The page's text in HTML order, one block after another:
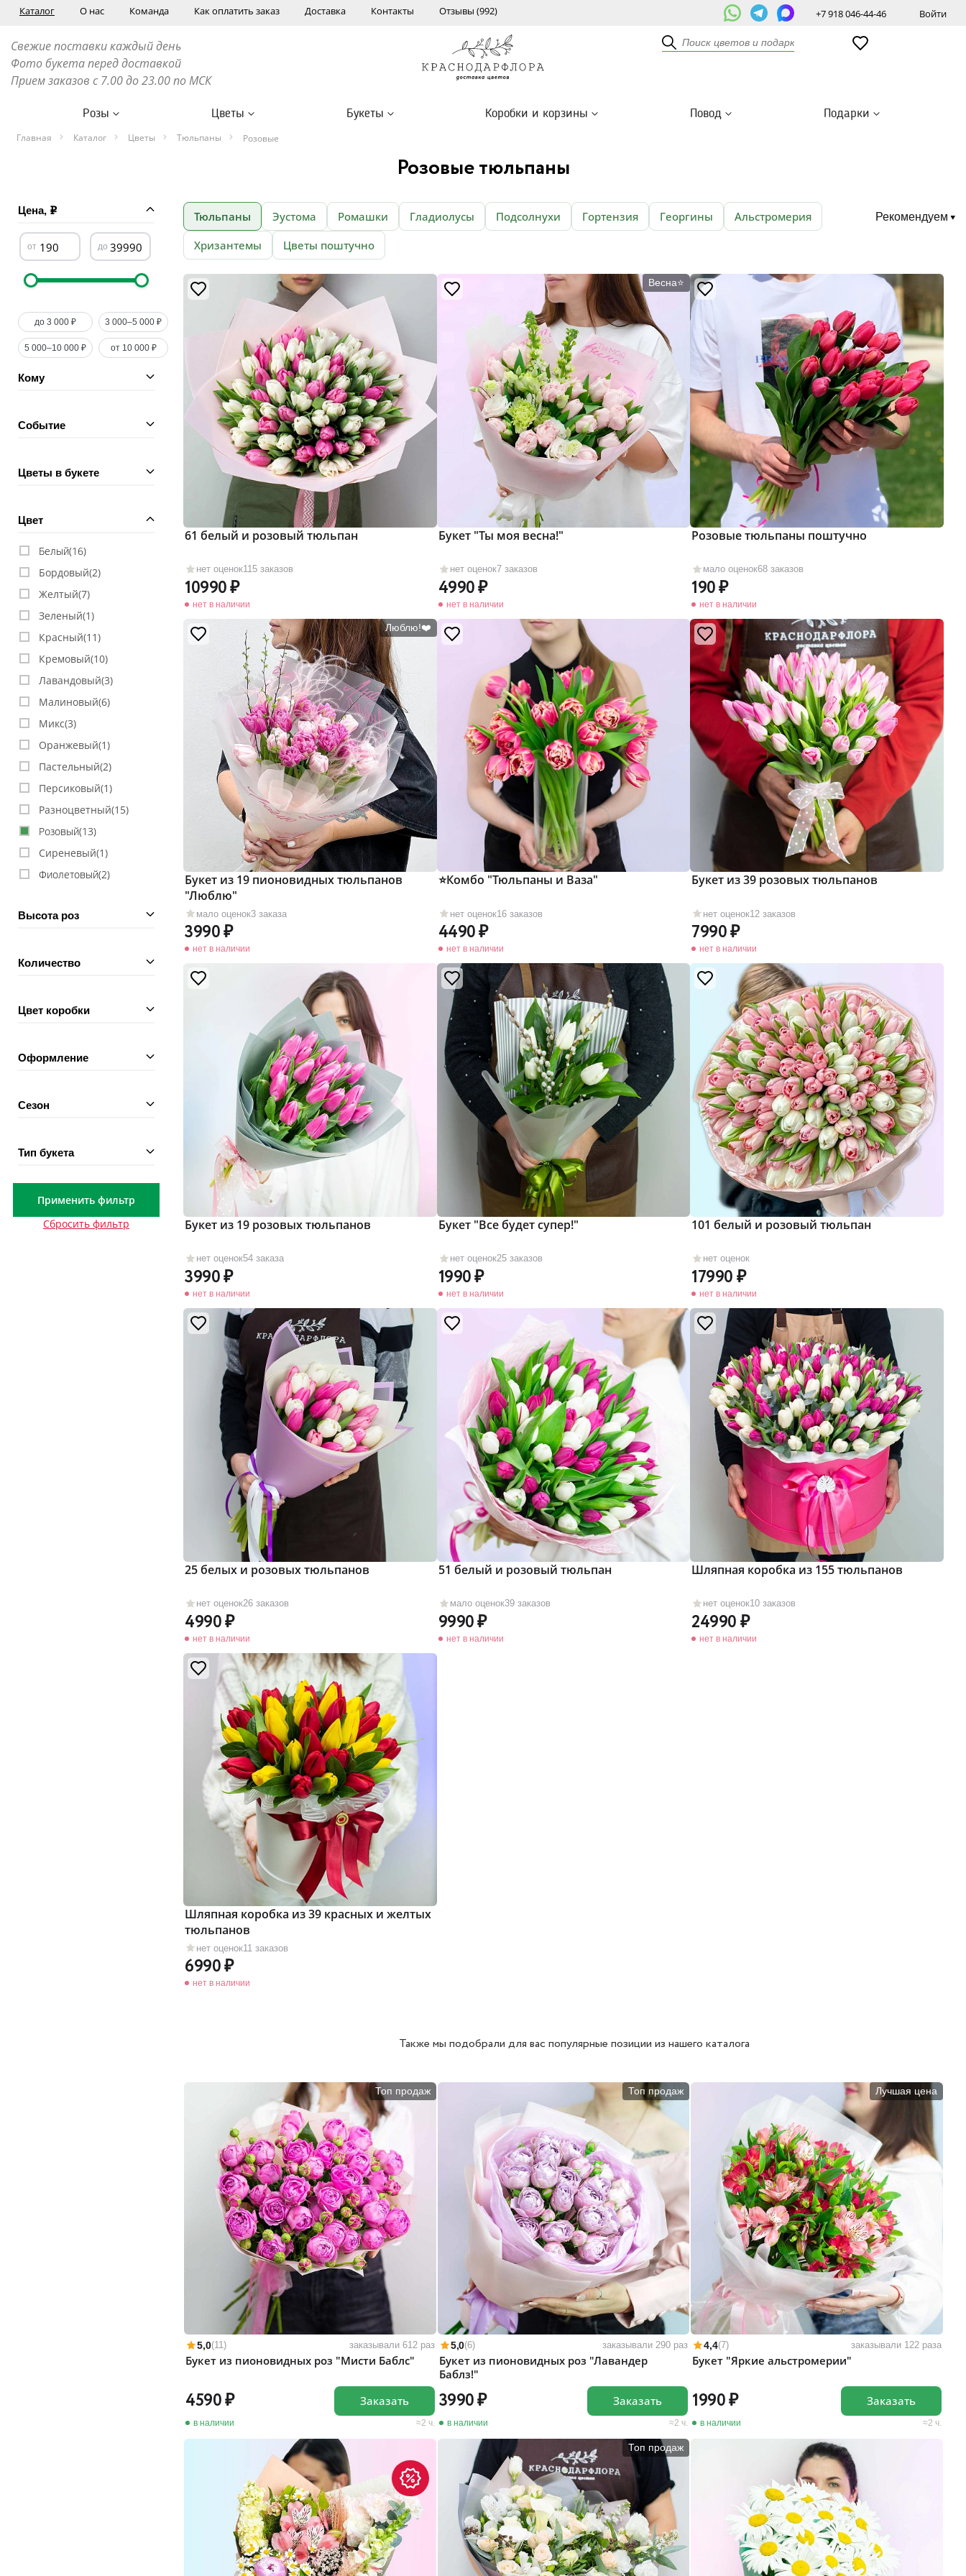
Каталог О нас Команда Как оплатить заказ Доставка Контакты Отзывы (992) +7 918 046-44-46 Войти
Свежие поставки каждый день
Фото букета перед доставкой
Прием заказов с 7.00 до 23.00 по МСК
Розы Цветы Букеты Коробки и корзины Повод Подарки
Главная Каталог Цветы Тюльпаны Розовые
Розовые тюльпаны
Цена,
до 3 000 ₽ 3 000–5 000 ₽
5 000–10 000 ₽ от 10 000 ₽
Кому
Событие
Цветы в букете
Цвет
Белый(16)
Бордовый(2)
Желтый(7)
Зеленый(1)
Красный(11)
Кремовый(10)
Лавандовый(3)
Малиновый(6)
Микс(3)
Оранжевый(1)
Пастельный(2)
Персиковый(1)
Разноцветный(15)
Розовый(13)
Сиреневый(1)
Фиолетовый(2)
Высота роз
Количество
Цвет коробки
Оформление
Сезон
Тип букета
Применить фильтр
Сбросить фильтр
Тюльпаны Эустома Ромашки Гладиолусы Подсолнухи Гортензия Георгины
Альстромерия
Хризантемы
Цветы поштучно
Рекомендуем
нет оценок115 заказов
61 белый и розовый тюльпан
10990
нет в наличии
Весна⭐
нет оценок7 заказов
Букет "Ты моя весна!"
4990
нет в наличии
мало оценок68 заказов
Розовые тюльпаны поштучно
190
нет в наличии
Люблю!❤️
мало оценок3 заказа
Букет из 19 пионовидных тюльпанов
"Люблю"
3990
нет в наличии
нет оценок16 заказов
⭐Комбо "Тюльпаны и Ваза"
4490
нет в наличии
нет оценок12 заказов
Букет из 39 розовых тюльпанов
7990
нет в наличии
нет оценок54 заказа
Букет из 19 розовых тюльпанов
3990
нет в наличии
нет оценок25 заказов
Букет "Все будет супер!"
1990
нет в наличии
нет оценок
101 белый и розовый тюльпан
17990
нет в наличии
нет оценок26 заказов
25 белых и розовых тюльпанов
4990
нет в наличии
мало оценок39 заказов
51 белый и розовый тюльпан
9990
нет в наличии
нет оценок10 заказов
Шляпная коробка из 155 тюльпанов
24990
нет в наличии
нет оценок11 заказов
Шляпная коробка из 39 красных и желтых
тюльпанов
6990
нет в наличии
Также мы подобрали для вас популярные позиции из нашего каталога
Топ продаж
5,0(11) заказывали 612 раз
Букет из пионовидных роз "Мисти Баблс"
4590
в наличии 2 ч.
Заказать
Топ продаж
5,0(6) заказывали 290 раз
Букет из пионовидных роз "Лавандер
Баблз!"
3990
в наличии 2 ч.
Заказать
Лучшая цена
4,4(7) заказывали 122 раза
Букет "Яркие альстромерии"
1990
в наличии 2 ч.
Заказать
Топ продаж